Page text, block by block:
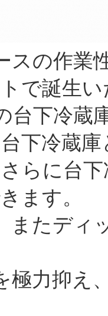
スの作業
で誕生
台下冷蔵
下冷蔵
らに台
ます。
またディ
極力抑え